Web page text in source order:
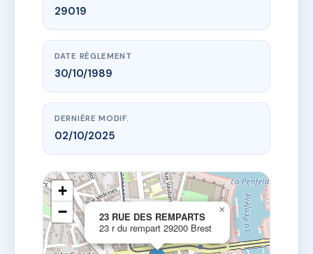
29019
DATE RÈGLEMENT
30/10/1989
DERNIÈRE MODIF.
02/10/2025
23 RUE DES REMPARTS
23 r du rempart 29200 Brest
×
+
−